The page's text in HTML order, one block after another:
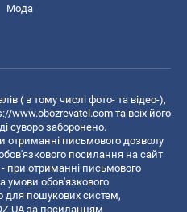
Мода
( в тому числі фото- та відео-),
www.obozrevatel.com та всіх його
суворо заборонено.
отриманні письмового дозволу
посилання на сайт
- при отриманні письмового
умови обов'язкового
для пошукових систем,
за посиланням